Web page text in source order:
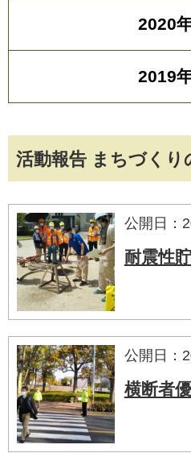
活動報告 まちづくり
公開日：
耐震性
公開日：
横断者
2020
2019